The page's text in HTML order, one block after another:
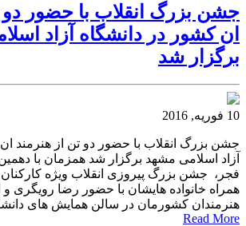
جشن بزرگ انقلاب با حضور دو
ان کشور در دانشگاه آزاد
برگزار شد
10 فوریه, 2016
جشن بزرگ انقلاب با حضور دو تن از هنرمند
آزاد اسلامی مشهد برگزار شد همزمان با
فجر، جشن بزرگ پیروزی انقلاب ویژه
همراه خانواده هایشان با حضور رضا رویگری و
هنرمندان کشورمان در سالن همایش های
Read More